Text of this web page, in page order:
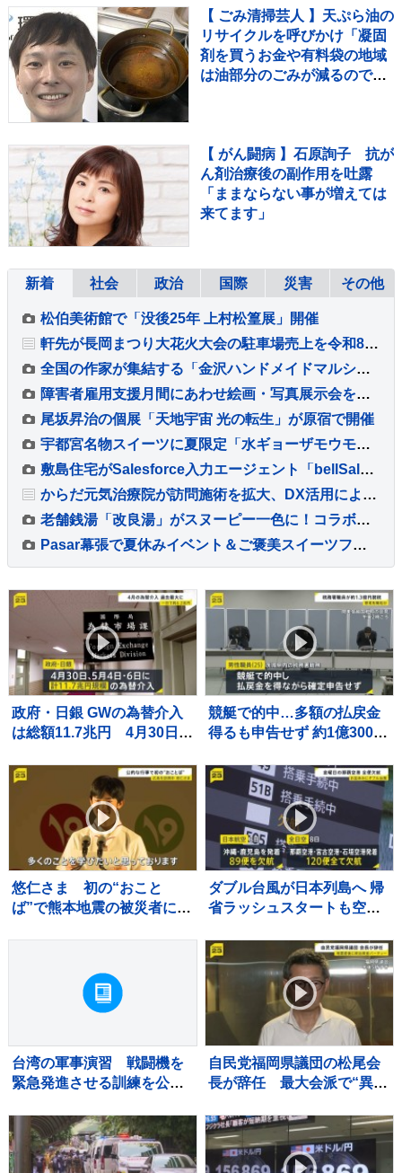
【 ごみ清掃芸人 】天ぷら油の
リサイクルを呼びかけ「凝固
剤を買うお金や有料袋の地域
は油部分のごみが減るので、
【 がん闘病 】石原詢子 抗が
ん剤治療後の副作用を吐露
「ままならない事が増えては
来てます」
新着 社会 政治 国際 災害 その他
松伯美術館で「没後25年 上村松篁展」開催
軒先が長岡まつり大花火大会の駐車場売上を令和8年熊本地震の被災地へ寄付
全国の作家が集結する「金沢ハンドメイドマルシェ2026」が10月に開催
障害者雇用支援月間にあわせ絵画・写真展示会を東京と名古屋で開催
尾坂昇治の個展「天地宇宙 光の転生」が原宿で開催
宇都宮名物スイーツに夏限定「水ギョーザモウモウ」が登場
敷島住宅がSalesforce入力エージェント「bellSalesAI」で営業データの信頼性を向上
からだ元気治療院が訪問施術を拡大、DX活用による見守りとノウハウ共有を強化
老舗銭湯「改良湯」がスヌーピー一色に！コラボイベント『スヌーピーの湯』開催
Pasar幕張で夏休みイベント＆ご褒美スイーツフェア開催
政府・日銀 GWの為替介入
は総額11.7兆円 4月30日は
円超
競艇で的中…多額の払戻金
得るも申告せず 約1億3000
戒免職 過去には納税者から
約1億5000万円受け取り
悠仁さま 初の“おこと
ば”で熊本地震の被災者にお
ダブル台風が日本列島へ 帰
省ラッシュスタートも空の
「持病の薬」「血圧測定
器」を避難所に持ち込む高
齢者も 週明け15号も本州
へ【news23】
台湾の軍事演習 戦闘機を
緊急発進させる訓練を公
自民党福岡県議団の松尾会
長が辞任 最大会派で“異
の直後に政治資金パーティ
ー